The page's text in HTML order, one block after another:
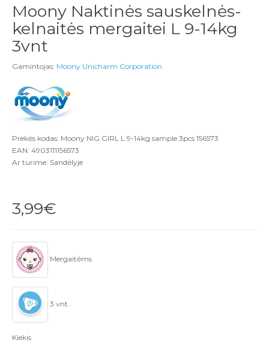
Moony Naktinės sauskelnės-
kelnaitės mergaitei L 9-14kg
3vnt
Gamintojas: Moony Unicharm Corporation
Prekės kodas: Moony NIG GIRL L 9-14kg sample 3pcs 156573
EAN: 4903111156573
Ar turime: Sandėlyje
3,99€
Mergaitėms
3 vnt.
Kiekis